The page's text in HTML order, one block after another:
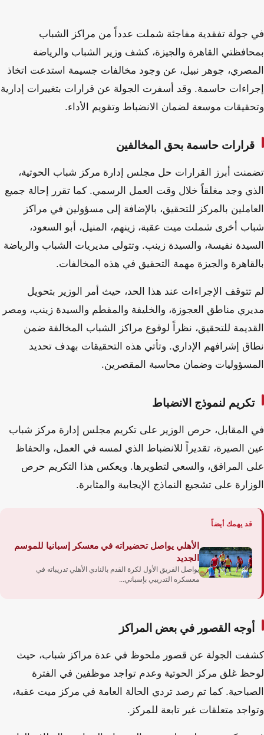
في جولة تفقدية مفاجئة شملت عدداً من مراكز الشباب
بمحافظتي القاهرة والجيزة، كشف وزير الشباب والرياضة
المصري، جوهر نبيل، عن وجود مخالفات جسيمة استدعت اتخاذ
إجراءات حاسمة. وقد أسفرت الجولة عن قرارات بتغييرات إدارية
وتحقيقات موسعة لضمان الانضباط وتقويم الأداء.
قرارات حاسمة بحق المخالفين
تضمنت أبرز القرارات حل مجلس إدارة مركز شباب الحوتية،
الذي وجد مغلقاً خلال وقت العمل الرسمي. كما تقرر إحالة جميع
العاملين بالمركز للتحقيق، بالإضافة إلى مسؤولين في مراكز
شباب أخرى شملت ميت عقبة، زينهم، المنيل، أبو السعود،
السيدة نفيسة، والسيدة زينب. وتتولى مديريات الشباب والرياضة
بالقاهرة والجيزة مهمة التحقيق في هذه المخالفات.
لم تتوقف الإجراءات عند هذا الحد، حيث أمر الوزير بتحويل
مديري مناطق العجوزة، والخليفة والمقطم والسيدة زينب، ومصر
القديمة للتحقيق، نظراً لوقوع مراكز الشباب المخالفة ضمن
نطاق إشرافهم الإداري. وتأتي هذه التحقيقات بهدف تحديد
المسؤوليات وضمان محاسبة المقصرين.
تكريم لنموذج الانضباط
في المقابل، حرص الوزير على تكريم مجلس إدارة مركز شباب
عين الصيرة، تقديراً للانضباط الذي لمسه في العمل، والحفاظ
على المرافق، والسعي لتطويرها. ويعكس هذا التكريم حرص
الوزارة على تشجيع النماذج الإيجابية والمثابرة.
قد يهمك أيضاً
الأهلي يواصل تحضيراته في معسكر إسبانيا للموسم
الجديد
يواصل الفريق الأول لكرة القدم بالنادي الأهلي تدريباته في
معسكره التدريبي بإسباني...
أوجه القصور في بعض المراكز
كشفت الجولة عن قصور ملحوظ في عدة مراكز شباب، حيث
لوحظ غلق مركز الحوتية وعدم تواجد موظفين في الفترة
الصباحية. كما تم رصد تردي الحالة العامة في مركز ميت عقبة،
وتواجد متعلقات غير تابعة للمركز.